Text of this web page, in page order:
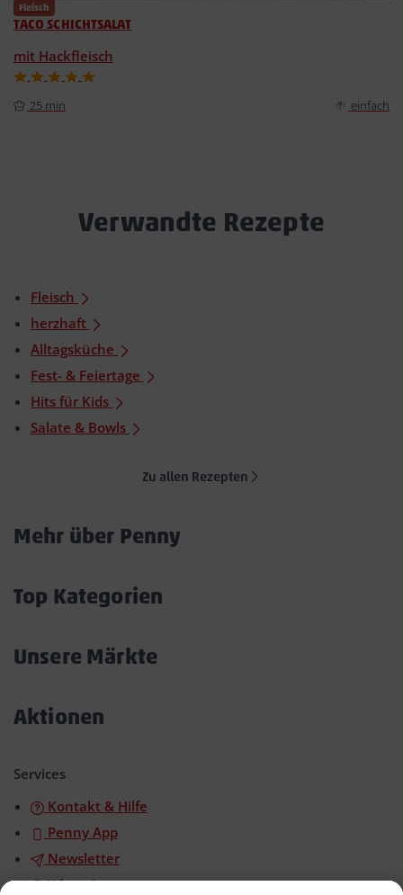
Fleisch
TACO SCHICHTSALAT
mit Hackfleisch
25 min einfach
Verwandte Rezepte
Fleisch
herzhaft
Alltagsküche
Fest- & Feiertage
Hits für Kids
Salate & Bowls
Zu allen Rezepten
Mehr über Penny
Top Kategorien
Unsere Märkte
Aktionen
Services
Kontakt & Hilfe
Penny App
Newsletter
WhatsApp